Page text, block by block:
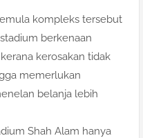
kompleks tersebut
berkenaan
kerosakan tidak
memerlukan
belanja lebih
Shah Alam hanya